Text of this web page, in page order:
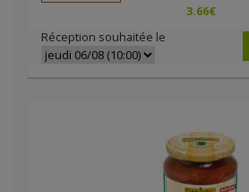
3.66€
Réception souhaitée le